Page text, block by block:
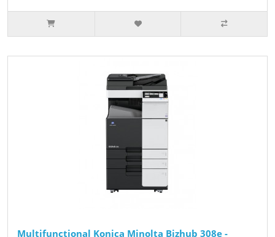
Multifunctional Konica Minolta Bizhub 308e -